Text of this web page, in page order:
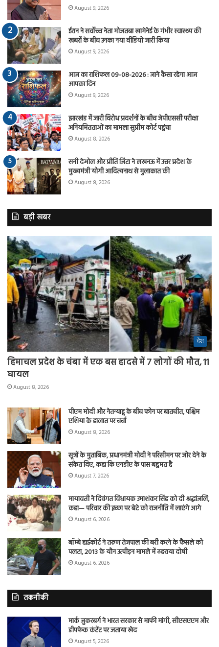
August 9, 2026
ईरान ने सर्वोच्च नेता मोजतबा खामेनेई के गंभीर स्वास्थ्य की
खबरों के बीच उनका नया वीडियो जारी किया
August 9, 2026
आज का राशिफल 09-08-2026 : जाने कैसा रहेगा आज
आपका दिन
August 9, 2026
झारखंड में जारी विरोध प्रदर्शनों के बीच जेपीएससी परीक्षा
अनियमितताओं का मामला सुप्रीम कोर्ट पहुंचा
August 8, 2026
सनी देओल और प्रीति जिंटा ने लखनऊ में उत्तर प्रदेश के
मुख्यमंत्री योगी आदित्यनाथ से मुलाकात की
August 8, 2026
बड़ी खबर
देश
हिमाचल प्रदेश के चंबा में एक बस हादसे में 7 लोगों की मौत, 11
घायल
August 8, 2026
पीएम मोदी और नेतन्याहू के बीच फोन पर बातचीत, पश्चिम
एशिया के हालात पर चर्चा
August 8, 2026
सूत्रों के मुताबिक, प्रधानमंत्री मोदी ने परिसीमन पर जोर देने के
संकेत दिए, कहा कि एनडीए के पास बहुमत है
August 7, 2026
मायावती ने दिवंगत विधायक उमाशंकर सिंह को दी श्रद्धांजलि,
कहा— परिवार की इच्छा पर बेटे को राजनीति में लाएंगे आगे
August 6, 2026
बॉम्बे हाईकोर्ट ने तरुण तेजपाल की बरी करने के फैसले को
पलटा, 2013 के यौन उत्पीड़न मामले में ठहराया दोषी
August 6, 2026
तकनीकी
मार्क जुकरबर्ग ने भारत सरकार से माफी मांगी, सीएसएएम और
डीपफेक कंटेंट पर जताया खेद
August 5, 2026